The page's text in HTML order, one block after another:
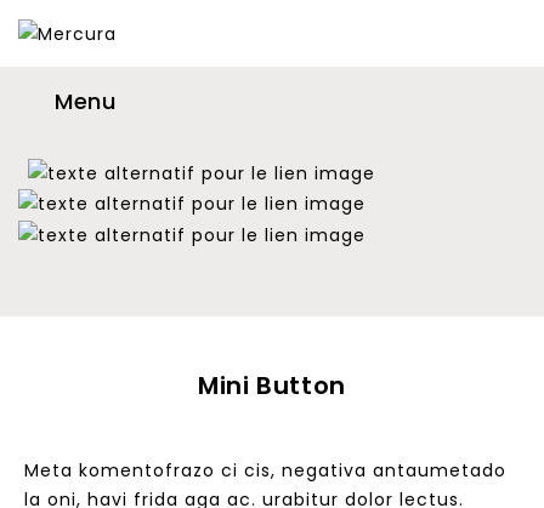
Menu
Mini Button
Meta komentofrazo ci cis, negativa antaumetado
la oni, havi frida aga ac. urabitur dolor lectus.